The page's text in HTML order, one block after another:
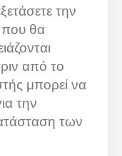
την
που θα
από το
μπορεί να
την
των